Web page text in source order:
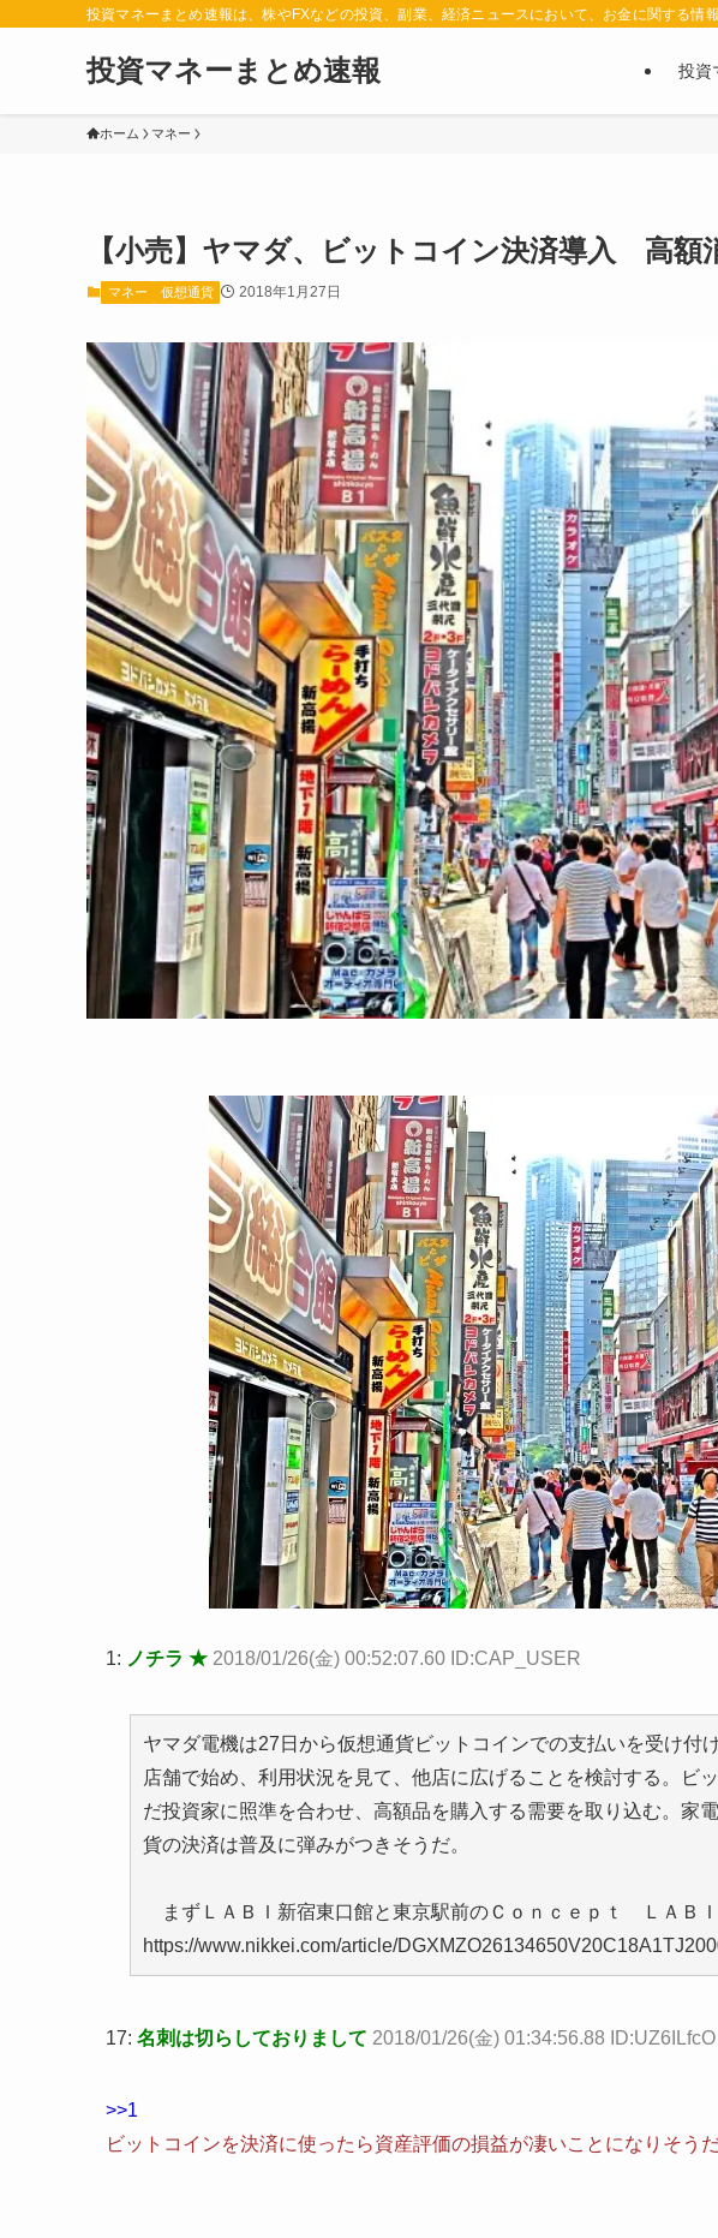
投資マネーまとめ速報は、株やFXなどの投資、副業、経済ニュースにおいて、お金に関する
投資マネーまとめ速報 投資
ホーム マネー
【小売】ヤマダ、ビットコイン決済導入 高額
マネー 仮想通貨 2018年1月27日
1: ノチラ ★ 2018/01/26(金) 00:52:07.60 ID:CAP_USER
ヤマダ電機は27日から仮想通貨ビットコインでの支払いを受け付
店舗で始め、利用状況を見て、他店に広げることを検討する。ビ
だ投資家に照準を合わせ、高額品を購入する需要を取り込む。家
貨の決済は普及に弾みがつきそうだ。
まずＬＡＢＩ新宿東口館と東京駅前のＣｏｎｃｅｐｔ ＬＡＢ
https://www.nikkei.com/article/
17: 名刺は切らしておりまして 2018/01/26(金) 01:34:56.88 ID:UZ6ILfcO
>>1
ビットコインを決済に使ったら資産評価の損益が凄いことになりそう